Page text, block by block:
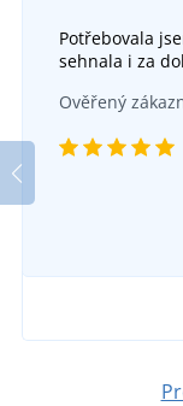
Potřebovala
sehnala i za
Ověřený